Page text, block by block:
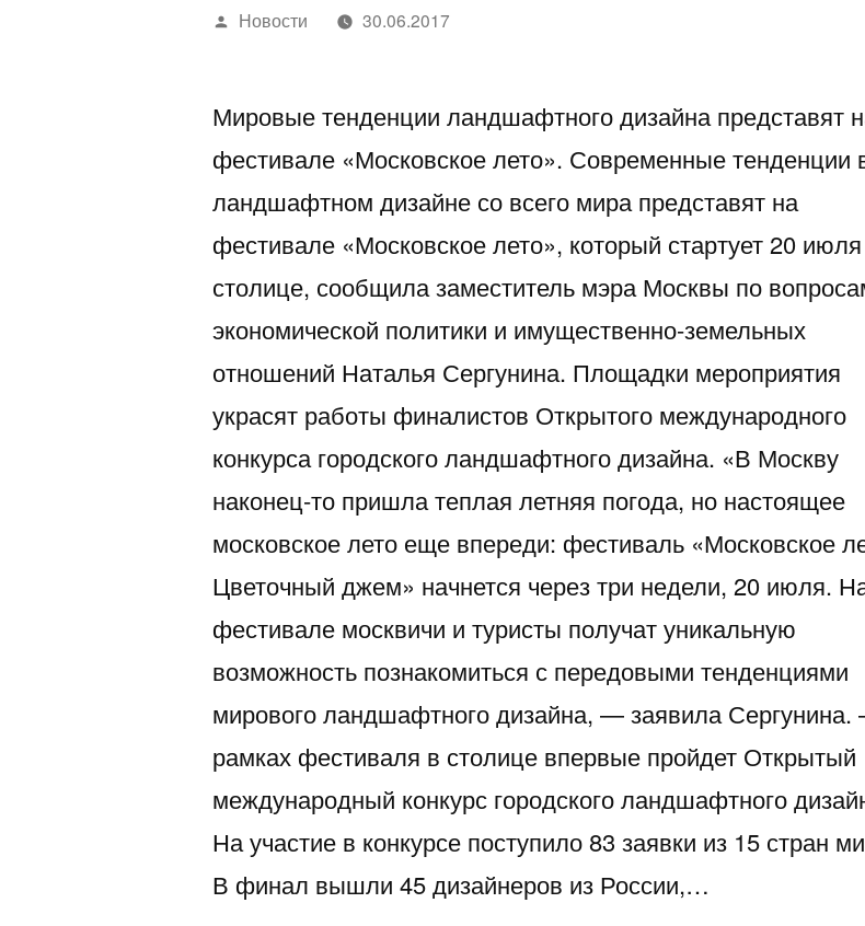
Написано
Новости 30.06.2017
Мировые тенденции ландшафтного дизайна представят
фестивале «Московское лето». Современные тенденции
ландшафтном дизайне со всего мира представят на
фестивале «Московское лето», который стартует 20
столице, сообщила заместитель мэра Москвы по
экономической политики и имущественно-земельных
отношений Наталья Сергунина. Площадки мероприятия
украсят работы финалистов Открытого международного
конкурса городского ландшафтного дизайна. «В Москву
наконец-то пришла теплая летняя погода, но настоящее
московское лето еще впереди: фестиваль «Московское
Цветочный джем» начнется через три недели, 20 июля.
фестивале москвичи и туристы получат уникальную
возможность познакомиться с передовыми тенденциями
мирового ландшафтного дизайна, — заявила
рамках фестиваля в столице впервые пройдет Открытый
международный конкурс городского ландшафтного
На участие в конкурсе поступило 83 заявки из 15 стран
В финал вышли 45 дизайнеров из России,…